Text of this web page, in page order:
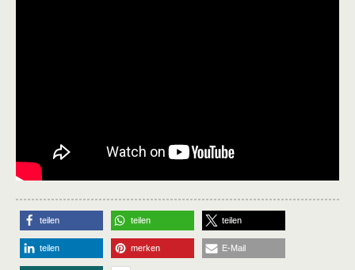
teilen teilen teilen
teilen merken E-Mail